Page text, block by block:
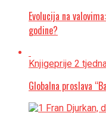
Evolucija na
godine?
Knjigeprije 2
Globalna proslava